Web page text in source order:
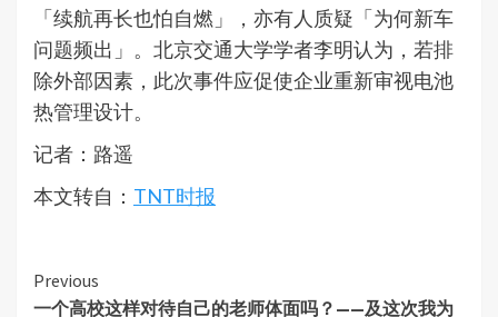
「续航再长也怕自燃」，亦有人质疑「为何新车
问题频出」。北京交通大学学者李明认为，若排
除外部因素，此次事件应促使企业重新审视电池
热管理设计。
记者：路遥
本文转自： TNT时报
Continue
Previous
一个高校这样对待自己的老师体面吗？——及这次我为